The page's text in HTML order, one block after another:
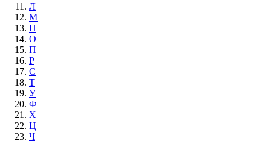
Л
М
Н
О
П
Р
С
Т
У
Ф
Х
Ц
Ч